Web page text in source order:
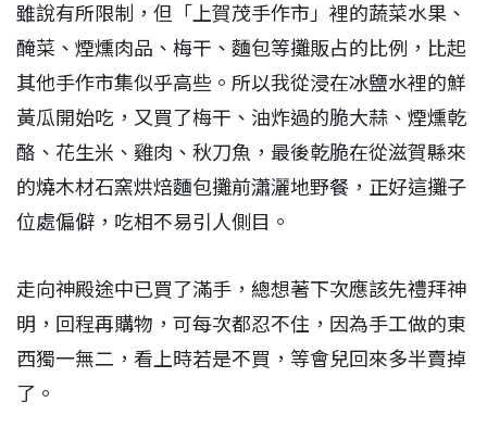
雖說有所限制，但「上賀茂手作市」裡的蔬菜水果、
醃菜、煙燻肉品、梅干、麵包等攤販占的比例，比起
其他手作市集似乎高些。所以我從浸在冰鹽水裡的鮮
黃瓜開始吃，又買了梅干、油炸過的脆大蒜、煙燻乾
酪、花生米、雞肉、秋刀魚，最後乾脆在從滋賀縣來
的燒木材石窯烘焙麵包攤前瀟灑地野餐，正好這攤子
位處偏僻，吃相不易引人側目。
走向神殿途中已買了滿手，總想著下次應該先禮拜神
明，回程再購物，可每次都忍不住，因為手工做的東
西獨一無二，看上時若是不買，等會兒回來多半賣掉
了。